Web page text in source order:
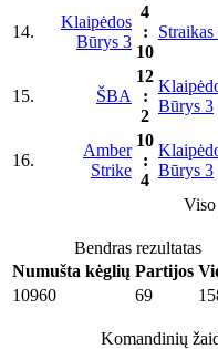
14.
Klaipėdos
Būrys 3
4
:
10
15. ŠBA
12
:
2
Būrys 3
16.
Amber
Strike
10
:
4
Būrys 3
Viso
Bendras rezultatas
Numušta kėglių Partijos
10960
69
Komandinių